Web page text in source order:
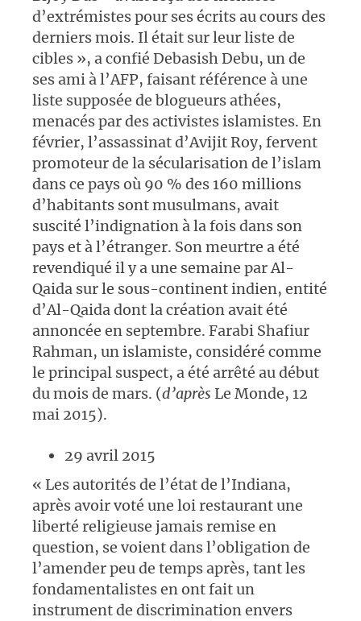
d’extrémistes pour ses écrits au cours des
derniers mois. Il était sur leur liste de
cibles », a confié Debasish Debu, un de
ses ami à l’AFP, faisant référence à une
liste supposée de blogueurs athées,
menacés par des activistes islamistes. En
février, l’assassinat d’Avijit Roy, fervent
promoteur de la sécularisation de l’islam
dans ce pays où 90 % des 160 millions
d’habitants sont musulmans, avait
suscité l’indignation à la fois dans son
pays et à l’étranger. Son meurtre a été
revendiqué il y a une semaine par Al-
Qaida sur le sous-continent indien, entité
d’Al-Qaida dont la création avait été
annoncée en septembre. Farabi Shafiur
Rahman, un islamiste, considéré comme
le principal suspect, a été arrêté au début
du mois de mars. (d’après Le Monde, 12
mai 2015).
29 avril 2015
« Les autorités de l’état de l’Indiana,
après avoir voté une loi restaurant une
liberté religieuse jamais remise en
question, se voient dans l’obligation de
l’amender peu de temps après, tant les
fondamentalistes en ont fait un
instrument de discrimination envers